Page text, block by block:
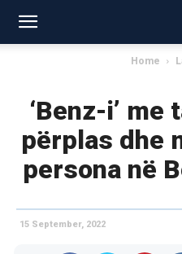
Home
‘Benz-i’
përplas dhe
persona në
15 September, 2022